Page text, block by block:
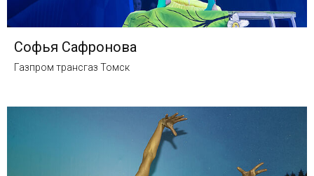
Софья Сафронова
Газпром трансгаз Томск